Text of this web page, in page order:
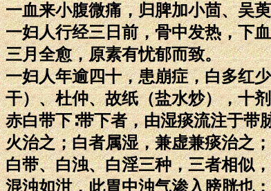
一血来小腹微痛，归脾加小茴、吴
一妇人行经三日前，骨中发热，下
三月全愈，原素有忧郁而致。
一妇人年逾四十，患崩症，白多红
干）、杜仲、故纸（盐水炒），十
赤白带下∶带下者，由湿痰流注于
火治之；白者属湿，兼虚兼痰治之
白带、白浊、白淫三种，三者相似
混浊如泔，此胃中浊气渗入膀胱也